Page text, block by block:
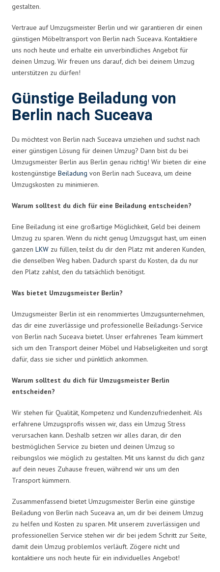
gestalten.
Vertraue auf Umzugsmeister Berlin und wir garantieren dir einen
günstigen Möbeltransport von Berlin nach Suceava. Kontaktiere
uns noch heute und erhalte ein unverbindliches Angebot für
deinen Umzug. Wir freuen uns darauf, dich bei deinem Umzug
unterstützen zu dürfen!
Günstige Beiladung von
Berlin nach Suceava
Du möchtest von Berlin nach Suceava umziehen und suchst nach
einer günstigen Lösung für deinen Umzug? Dann bist du bei
Umzugsmeister Berlin aus Berlin genau richtig! Wir bieten dir eine
kostengünstige Beiladung von Berlin nach Suceava, um deine
Umzugskosten zu minimieren.
Warum solltest du dich für eine Beiladung entscheiden?
Eine Beiladung ist eine großartige Möglichkeit, Geld bei deinem
Umzug zu sparen. Wenn du nicht genug Umzugsgut hast, um einen
ganzen LKW zu füllen, teilst du dir den Platz mit anderen Kunden,
die denselben Weg haben. Dadurch sparst du Kosten, da du nur
den Platz zahlst, den du tatsächlich benötigst.
Was bietet Umzugsmeister Berlin?
Umzugsmeister Berlin ist ein renommiertes Umzugsunternehmen,
das dir eine zuverlässige und professionelle Beiladungs-Service
von Berlin nach Suceava bietet. Unser erfahrenes Team kümmert
sich um den Transport deiner Möbel und Habseligkeiten und sorgt
dafür, dass sie sicher und pünktlich ankommen.
Warum solltest du dich für Umzugsmeister Berlin
entscheiden?
Wir stehen für Qualität, Kompetenz und Kundenzufriedenheit. Als
erfahrene Umzugsprofis wissen wir, dass ein Umzug Stress
verursachen kann. Deshalb setzen wir alles daran, dir den
bestmöglichen Service zu bieten und deinen Umzug so
reibungslos wie möglich zu gestalten. Mit uns kannst du dich ganz
auf dein neues Zuhause freuen, während wir uns um den
Transport kümmern.
Zusammenfassend bietet Umzugsmeister Berlin eine günstige
Beiladung von Berlin nach Suceava an, um dir bei deinem Umzug
zu helfen und Kosten zu sparen. Mit unserem zuverlässigen und
professionellen Service stehen wir dir bei jedem Schritt zur Seite,
damit dein Umzug problemlos verläuft. Zögere nicht und
kontaktiere uns noch heute für ein individuelles Angebot!